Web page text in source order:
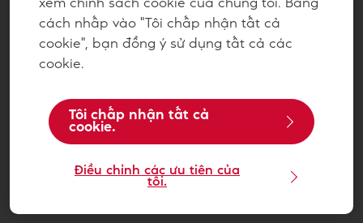
xem chính sách cookie của chúng tôi. Bằng
cách nhấp vào "Tôi chấp nhận tất cả
cookie", bạn đồng ý sử dụng tất cả các
cookie.
Tôi chấp nhận tất cả
cookie.
Điều chỉnh các ưu tiên của
tôi.